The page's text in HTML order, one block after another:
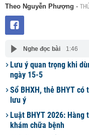
Theo Nguyễn Phượng -
Nghe đọc bài 1:46
Lưu ý quan trọng khi
ngày 15-5
Sổ BHXH, thẻ BHYT
lưu ý
Luật BHYT 2026:
khám chữa bệnh